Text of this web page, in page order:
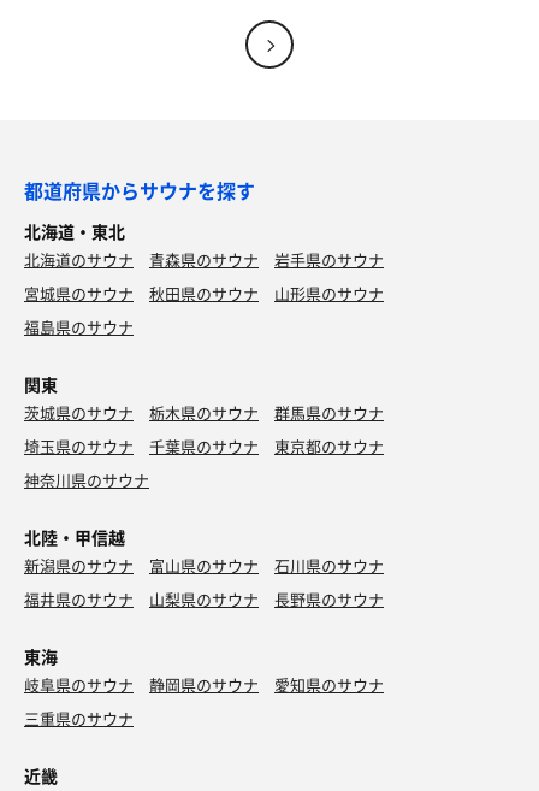
都道府県からサウナを探す
北海道・東北
北海道のサウナ 青森県のサウナ
岩手県のサウナ
宮城県のサウナ
秋田県のサウナ
山形県のサウナ
福島県のサウナ
関東
茨城県のサウナ 栃木県のサウナ
群馬県のサウナ
埼玉県のサウナ
千葉県のサウナ
東京都のサウナ
神奈川県のサウナ
北陸・甲信越
新潟県のサウナ 富山県のサウナ
石川県のサウナ
福井県のサウナ
山梨県のサウナ 長野県のサウナ
東海
岐阜県のサウナ 静岡県のサウナ
愛知県のサウナ
三重県のサウナ
近畿